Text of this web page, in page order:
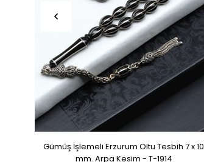
Gümüş İşlemeli Erzurum Oltu Tesbih 7 x 10
mm. Arpa Kesim - T-1914